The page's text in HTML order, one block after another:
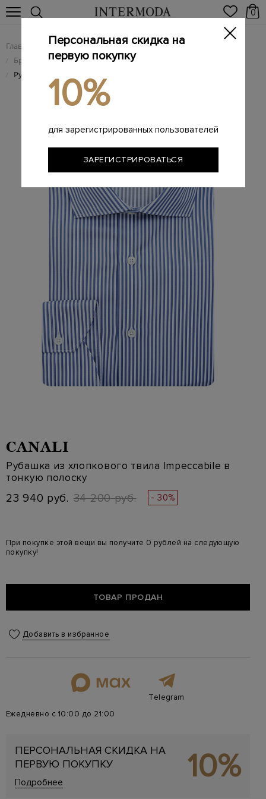
0
Главная Мужчинам / Одежда
/ Брендовые мужские рубашки
/ Рубашка из хлопкового твила Impeccabile в тонкую полоску
CANALI
Рубашка из хлопкового твила Impeccabile в
тонкую полоску
23 940 руб. 34 200 руб. - 30%
При покупке этой вещи вы получите 0 рублей на следующую
покупку!
ТОВАР ПРОДАН
Добавить в избранное
Telegram
Ежедневно с 10:00 до 21:00
ПЕРСОНАЛЬНАЯ СКИДКА НА
ПЕРВУЮ ПОКУПКУ
Подробнее 10%
Персональная скидка на
первую покупку
10%
для зарегистрированных пользователей
ЗАРЕГИСТРИРОВАТЬСЯ